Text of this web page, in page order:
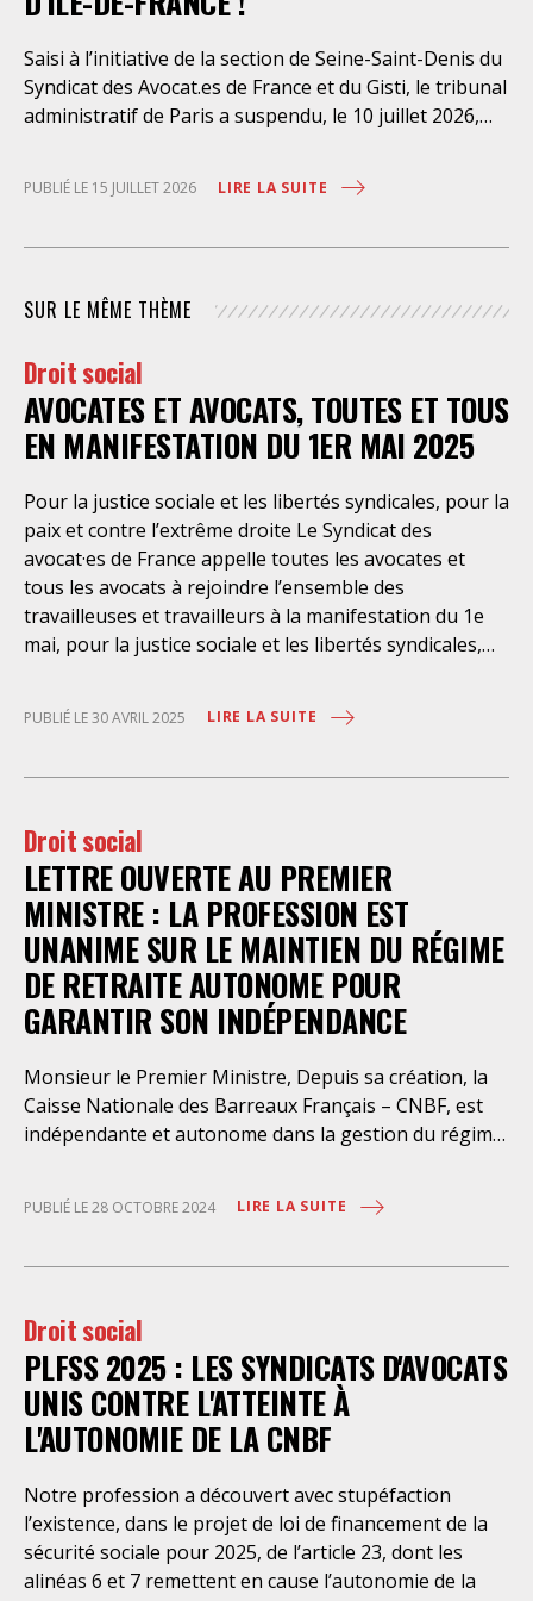
Saisi à l’initiative de la section de Seine-Saint-Denis du
Syndicat des Avocat.es de France et du Gisti, le tribunal
administratif de Paris a suspendu, le 10 juillet 2026,
œuvre de prestations d’information et d’assistance
juridique des étrangers maintenus dans les locaux de
droits fondamentaux des personnes retenues et
déontologiques régissant la profession d’avocat. Ainsi,
l’assistance dont bénéficient les personnes retenues,
limitée à trois heures de permanence téléphonique
quotidienne sauf le dimanche (la présence de l’avocat
vise uniquement à « expliciter la procédure dont fait
l’objet le retenu ainsi que les droits qui découlent de
celle-ci et dont il bénéficie ». De telles dispositions
n’ont pour but, derrière l’affichage illusoire d’une
assistance juridique, que d’empêcher les retenus
d’exercer un recours contre la décision administrative
est en outre manifestement incompatible avec
place les avocats titulaires dans une situation de
PUBLIÉ LE 15 JUILLET 2026 LIRE LA SUITE
SUR LE MÊME THÈME
Droit social
AVOCATES ET AVOCATS, TOUTES ET TOUS
EN MANIFESTATION DU 1ER MAI 2025
Pour la justice sociale et les libertés syndicales, pour la
paix et contre l’extrême droite Le Syndicat des
avocat·es de France appelle toutes les avocates et
tous les avocats à rejoindre l’ensemble des
travailleuses et travailleurs à la manifestation du 1e
mai, pour la justice sociale et les libertés syndicales,
mai à toutes et tous, soyons nombreuses et
PUBLIÉ LE 30 AVRIL 2025 LIRE LA SUITE
Droit social
LETTRE OUVERTE AU PREMIER
MINISTRE : LA PROFESSION EST
UNANIME SUR LE MAINTIEN DU RÉGIME
DE RETRAITE AUTONOME POUR
GARANTIR SON INDÉPENDANCE
Monsieur le Premier Ministre, Depuis sa création, la
Caisse Nationale des Barreaux Français – CNBF, est
indépendante et autonome dans la gestion du régime
coûte le moindre euro à l’Etat. S’agissant d’un régime
conséquence, le taux d’augmentation annuelle de la
retraite de base. Ce régime, adapté aux besoins de la
profession d’avocat, présente de nombreuses
caractéristiques spécifiques et notamment un
dispositif allégé de cotisations pour les jeunes ainsi
l’ancienneté et l’âge. La profession d’avocat est
extrêmement attachée à ce dispositif de solidarité
professionnelle, qui fonctionne très bien et dont les
perspectives économiques sont viables. Elle a
PUBLIÉ LE 28 OCTOBRE 2024 LIRE LA SUITE
Droit social
PLFSS 2025 : LES SYNDICATS D'AVOCATS
UNIS CONTRE L'ATTEINTE À
L'AUTONOMIE DE LA CNBF
Notre profession a découvert avec stupéfaction
l’existence, dans le projet de loi de financement de la
sécurité sociale pour 2025, de l’article 23, dont les
alinéas 6 et 7 remettent en cause l’autonomie de la